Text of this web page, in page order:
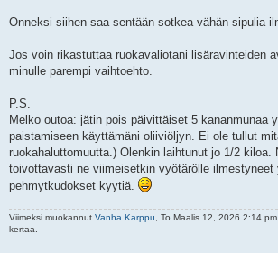
Onneksi siihen saa sentään sotkea vähän sipulia
Jos voin rikastuttaa ruokavaliotani lisäravinteiden
minulle parempi vaihtoehto.
P.S.
Melko outoa: jätin pois päivittäiset 5 kananmunaa
paistamiseen käyttämäni oliiviöljyn. Ei ole tullut
ruokahaluttomuutta.) Olenkin laihtunut jo 1/2 kiloa.
toivottavasti ne viimeisetkin vyötärölle ilmestyneet
pehmytkudokset kyytiä.
Viimeksi muokannut Vanha Karppu , To Maalis 12, 2026 2:14
kertaa.